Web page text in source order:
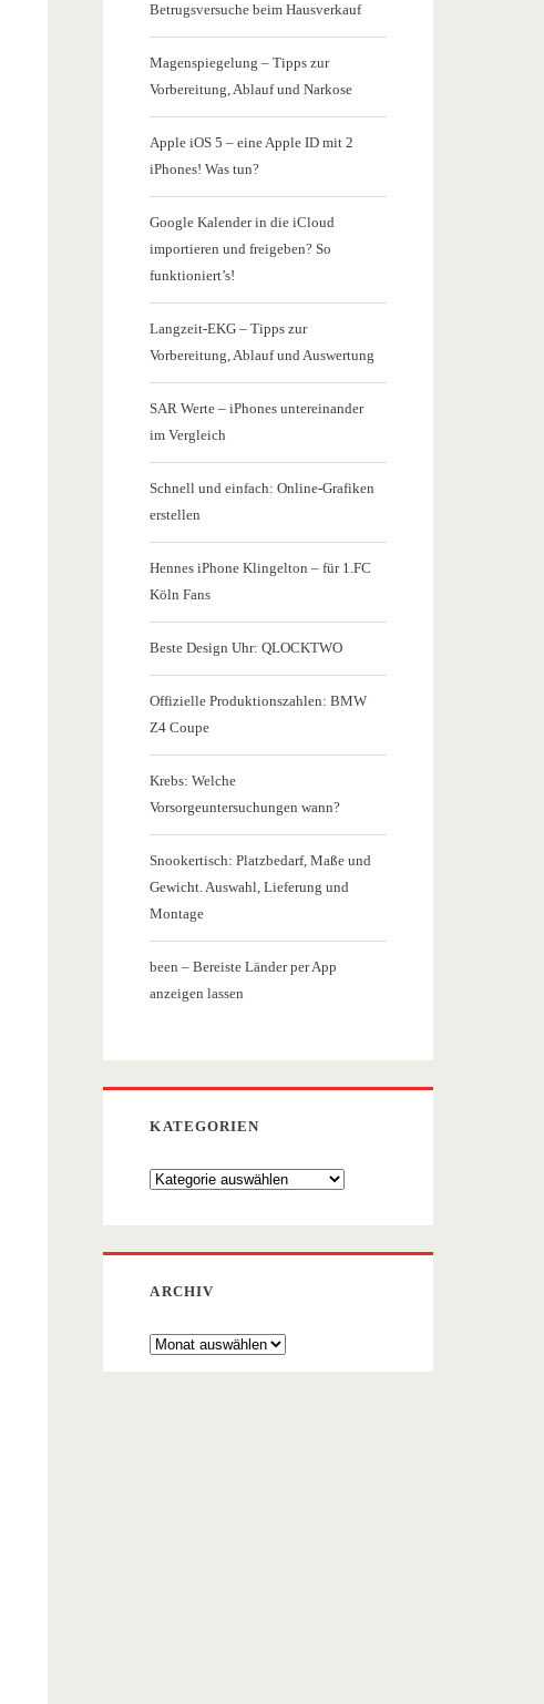
Betrugsversuche beim Hausverkauf
Magenspiegelung – Tipps zur
Vorbereitung, Ablauf und Narkose
Apple iOS 5 – eine Apple ID mit 2
iPhones! Was tun?
Google Kalender in die iCloud
importieren und freigeben? So
funktioniert’s!
Langzeit-EKG – Tipps zur
Vorbereitung, Ablauf und Auswertung
SAR Werte – iPhones untereinander
im Vergleich
Schnell und einfach: Online-Grafiken
erstellen
Hennes iPhone Klingelton – für 1.FC
Köln Fans
Beste Design Uhr: QLOCKTWO
Offizielle Produktionszahlen: BMW
Z4 Coupe
Krebs: Welche
Vorsorgeuntersuchungen wann?
Snookertisch: Platzbedarf, Maße und
Gewicht. Auswahl, Lieferung und
Montage
been – Bereiste Länder per App
anzeigen lassen
KATEGORIEN
Kategorien
ARCHIV
Archiv